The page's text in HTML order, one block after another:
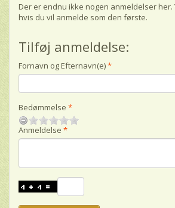
Der er endnu ikke nogen anmeldelser
hvis du vil anmelde som den første.
Tilføj anmeldelse:
Fornavn og Efternavn(e)
Bedømmelse
Anmeldelse